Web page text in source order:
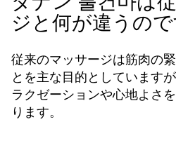
ジと何が違うの
従来のマッサージは筋肉の
とを主な目的としています
ラクゼーションや心地よさ
ります。